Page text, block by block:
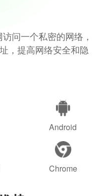
问一个私密的网络，
，提高网络安全和隐
Android
Chrome